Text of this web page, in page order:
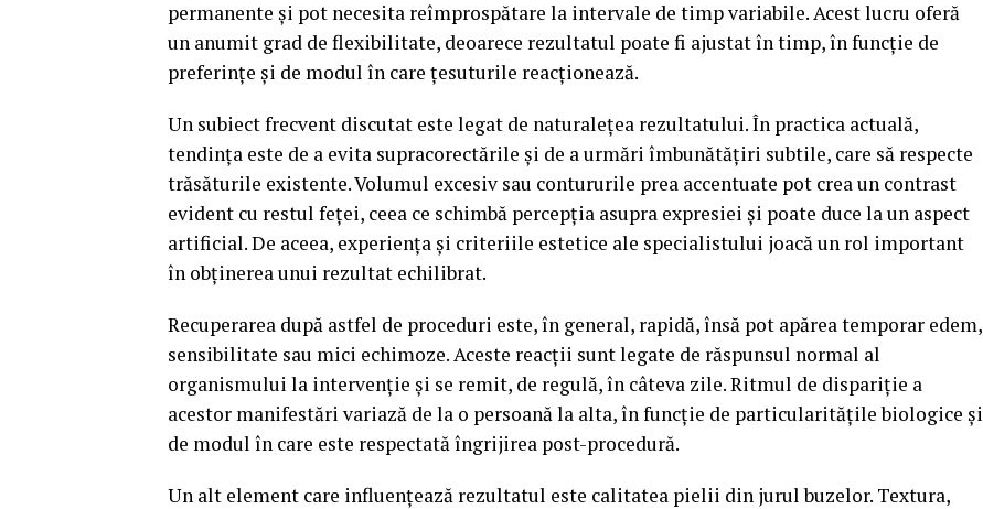
permanente și pot necesita reîmprospătare la intervale de timp variabile. Acest lucru oferă
un anumit grad de flexibilitate, deoarece rezultatul poate fi ajustat în timp, în funcție de
preferințe și de modul în care țesuturile reacționează.
Un subiect frecvent discutat este legat de naturalețea rezultatului. În practica actuală,
tendința este de a evita supracorectările și de a urmări îmbunătățiri subtile, care să respecte
trăsăturile existente. Volumul excesiv sau contururile prea accentuate pot crea un contrast
evident cu restul feței, ceea ce schimbă percepția asupra expresiei și poate duce la un aspect
artificial. De aceea, experiența și criteriile estetice ale specialistului joacă un rol important
în obținerea unui rezultat echilibrat.
Recuperarea după astfel de proceduri este, în general, rapidă, însă pot apărea temporar edem,
sensibilitate sau mici echimoze. Aceste reacții sunt legate de răspunsul normal al
organismului la intervenție și se remit, de regulă, în câteva zile. Ritmul de dispariție a
acestor manifestări variază de la o persoană la alta, în funcție de particularitățile biologice și
de modul în care este respectată îngrijirea post-procedură.
Un alt element care influențează rezultatul este calitatea pielii din jurul buzelor. Textura,